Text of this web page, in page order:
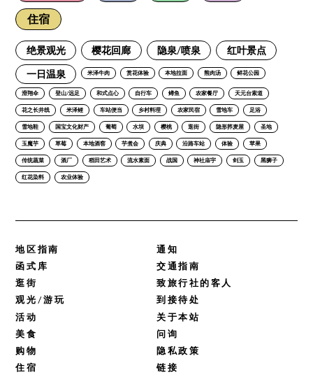
住宿
绝景观光 樱花回廊 隐泉/喷泉 红叶景点
一日温泉 米泽牛肉 赏花体验 本地拉面 熊肉汤 鲜花公园
滑翔伞 登山/远足 和式点心 自行车 鳟鱼 农家餐厅 天元台索道
花之长井线 米泽鲤 车站便当 乡村料理 农家民宿 雪地车 足浴
雪地鞋 国宝文化财产 葡萄 水坝 樱桃 逛街 隐形荞麦屋 圣地
玉魔芋 草莓 本地酒窖 芋煮会 庆典 沿路车站 体验 苹果
传统蔬菜 酒厂 稻田艺术 流水素面 战国 神社庙宇 剑玉 黑狮子
红花染料 农业体验
地区指南
函式库
逛街
观光/游玩
活动
美食
购物
住宿
通知
交通指南
致旅行社的客人
到接待处
关于本站
问询
隐私政策
链接